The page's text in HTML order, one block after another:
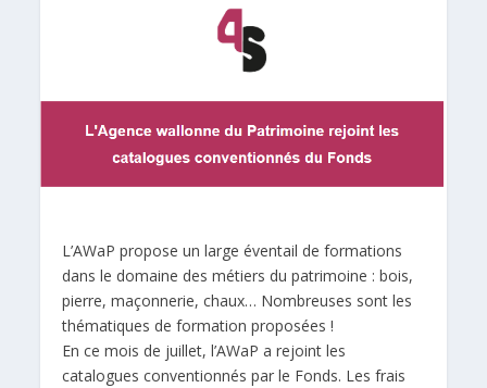
L’AWaP propose un large éventail de formations
dans le domaine des métiers du patrimoine : bois,
pierre, maçonnerie, chaux… Nombreuses sont les
thématiques de formation proposées !
En ce mois de juillet, l’AWaP a rejoint les
catalogues conventionnés par le Fonds. Les frais